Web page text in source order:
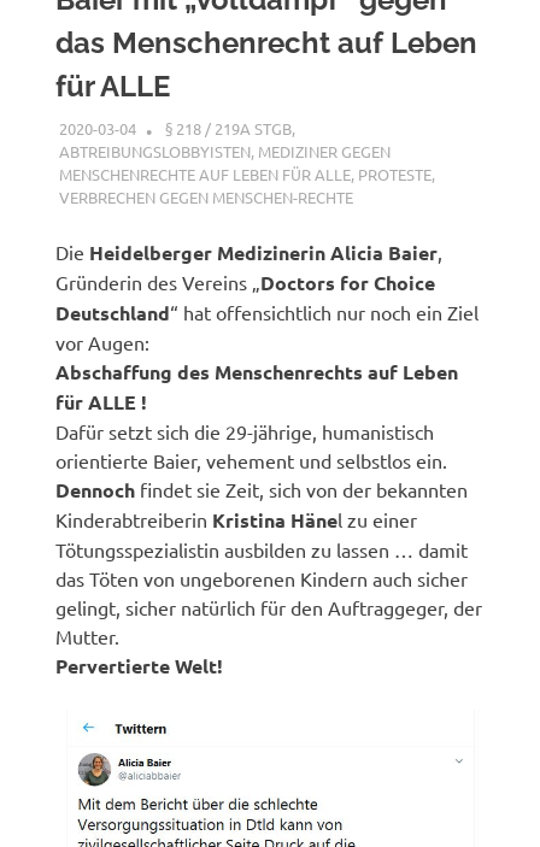
das Menschenrecht auf Leben
für ALLE
2020-03-04 G A
§ 218 / 219A STGB,
ABTREIBUNGSLOBBYISTEN, MEDIZINER GEGEN
MENSCHENRECHTE AUF LEBEN FÜR ALLE, PROTESTE,
VERBRECHEN GEGEN MENSCHEN-RECHTE
Die Heidelberger Medizinerin Alicia Baier
Gründerin des Vereins „ Doctors for Choice
Deutschland“ hat offensichtlich nur noch ein Ziel
vor Augen:
Abschaffung des Menschenrechts auf Leben
für ALLE !
Dafür setzt sich die 29-jährige, humanistisch
orientierte Baier, vehement und selbstlos ein.
Dennoch findet sie Zeit, sich von der bekannten
Kinderabtreiberin Kristina Hänel zu einer
Tötungsspezialistin ausbilden zu lassen … damit
das Töten von ungeborenen Kindern auch sicher
gelingt, sicher natürlich für den Auftraggeger, der
Mutter.
Pervertierte Welt!